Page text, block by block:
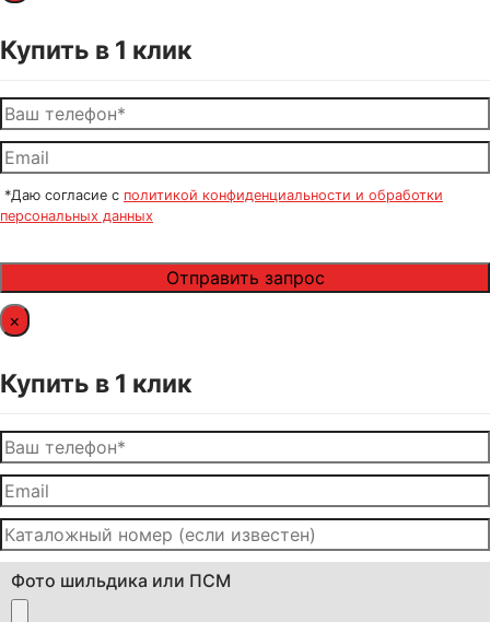
Купить в 1 клик
*Даю согласие с политикой конфиденциальности и обработки
персональных данных
×
Купить в 1 клик
Фото шильдика или ПСМ